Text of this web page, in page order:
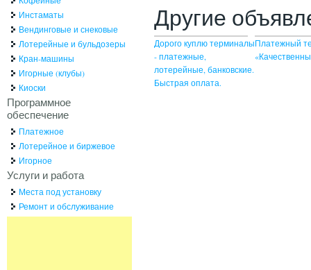
Другие
Дорого куплю терминалы
- платежные,
лотерейные, банковские.
Быстрая оплата.
Платежный
Инстаматы
Вендинговые и снековые
Лотерейные и бульдозеры
Кран-машины
Игорные (клубы)
Киоски
Программное
обеспечение
Платежное
Лотерейное и биржевое
Игорное
Услуги и работа
Места под установку
Ремонт и обслуживание